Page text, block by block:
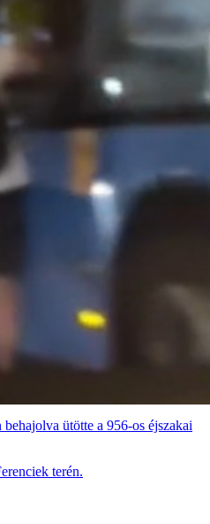
ütötte a 956-os éjszakai
terén.